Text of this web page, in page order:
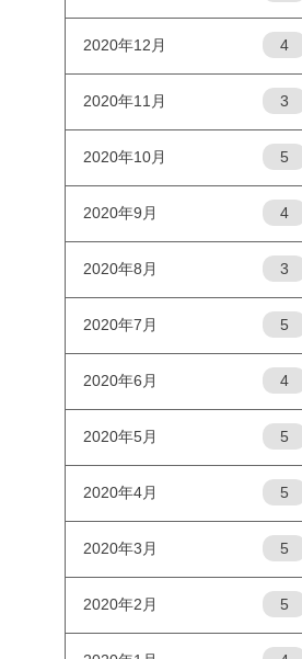
2020年12月 4
2020年11月 3
2020年10月 5
2020年9月 4
2020年8月 3
2020年7月 5
2020年6月 4
2020年5月 5
2020年4月 5
2020年3月 5
2020年2月 5